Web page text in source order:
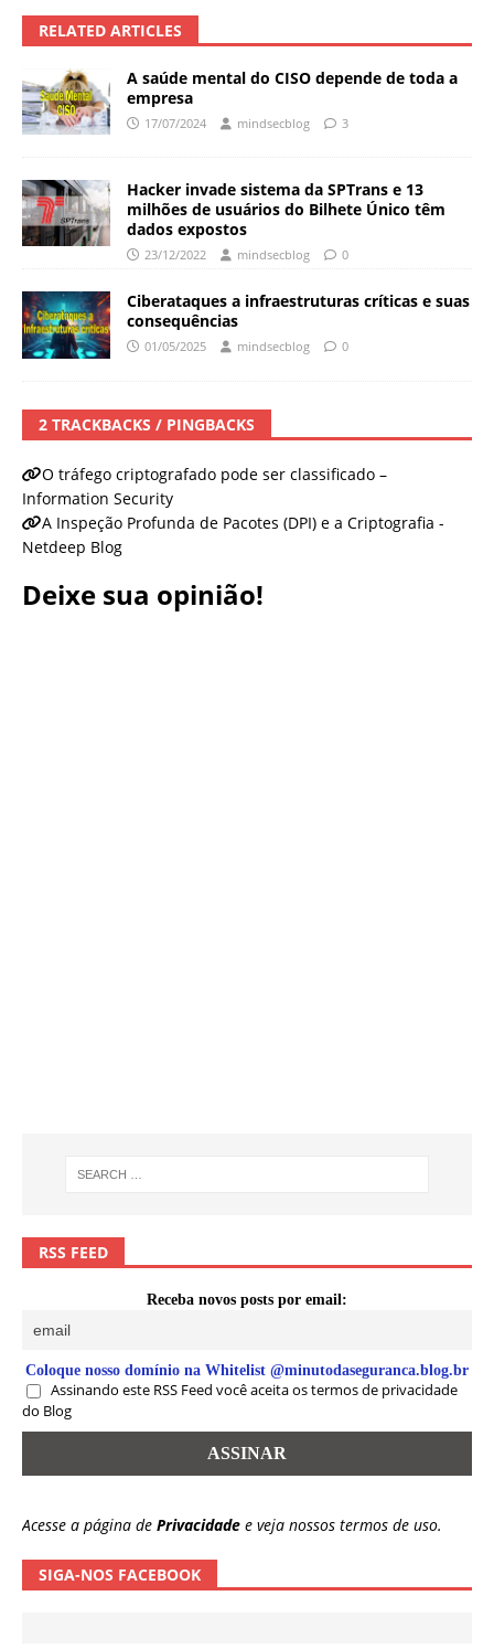
RELATED ARTICLES
A saúde mental do CISO depende de toda a
empresa
17/07/2024 mindsecblog 3
Hacker invade sistema da SPTrans e 13
milhões de usuários do Bilhete Único têm
dados expostos
23/12/2022 mindsecblog 0
Ciberataques a infraestruturas críticas e suas
consequências
01/05/2025 mindsecblog 0
2 TRACKBACKS / PINGBACKS
O tráfego criptografado pode ser classificado –
Information Security
A Inspeção Profunda de Pacotes (DPI) e a Criptografia -
Netdeep Blog
Deixe sua opinião!
RSS FEED
Receba novos posts por email:
Coloque nosso domínio na Whitelist @minutodaseguranca.blog.br
Assinando este RSS Feed você aceita os termos de privacidade
do Blog
Acesse a página de Privacidade e veja nossos termos de uso.
SIGA-NOS FACEBOOK